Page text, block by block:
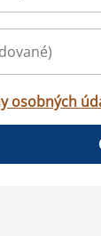
osobných